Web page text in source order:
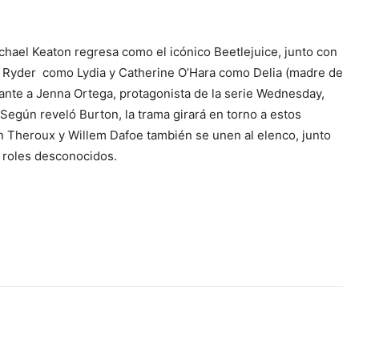
Keaton regresa como el icónico Beetlejuice, junto con
como Lydia y Catherine O’Hara como Delia (madre de
a Jenna Ortega, protagonista de la serie Wednesday,
reveló Burton, la trama girará en torno a estos
y Willem Dafoe también se unen al elenco, junto
desconocidos.